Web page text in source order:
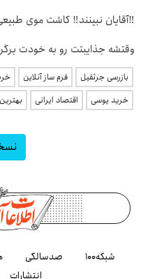
‼️آقایان نبینند‼️ کاشت موی
وقتشه جذایبتت رو به خودت
بازرسی جرثقیل فرم ساز آنلاین
خرید یوسی
اقتصاد ایرانی
شبکه۱۰۰ صدسالگی
انتشارات